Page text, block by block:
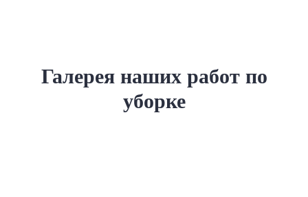
Галерея наших работ по
уборке